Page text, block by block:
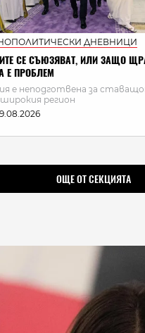
ДНЕВНИЦИ
СЕ СЪЮЗЯВАТ, ИЛИ ЗАЩО
Е ПРОБЛЕМ
e неподготвена за
регион
ОЩЕ ОТ СЕКЦИЯТА